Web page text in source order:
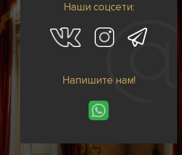
Наши соцсети:
Напишите нам!